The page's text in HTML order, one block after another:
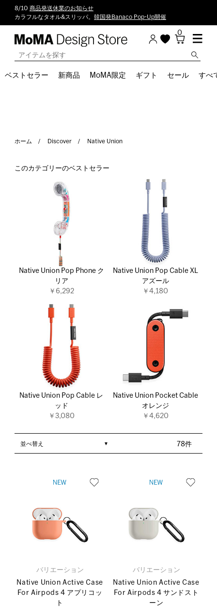
8/10 商品発送休業のお知らせ
カラフルなタオル&スリッパ。 韓国発Banaco Pop-Up開催
0
ベストセラー 新商品 MoMA限定 ギフト セール すべ
ホーム Discover Native Union
このカテゴリーのベストセラー
Native Union Pop Phone ク
リア
￥6,292
Native Union Pop Cable XL
アズール
￥4,180
Native Union Pop Cable レ
ッド
￥3,080
Native Union Pocket Cable
オレンジ
￥4,620
78件
並べ替え
バリエーション
Native Union Active Case
For Airpods 4 アプリコッ
ト
バリエーション
Native Union Active Case
For Airpods 4 サンドスト
ーン